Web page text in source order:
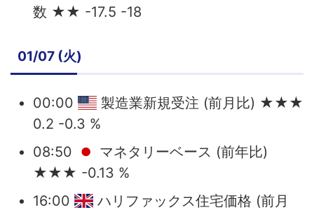
数 ★★ -17.5 -18
01/07 (火)
00:00
製造業新規受注 (前月比) ★★★
0.2 -0.3 %
08:50
マネタリーベース (前年比)
★★★ -0.13 %
16:00
ハリファックス住宅価格 (前月